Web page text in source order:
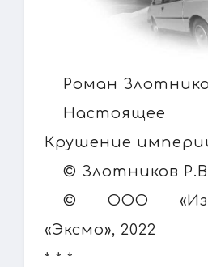
Роман
Настоящее
Крушение
© Злотников
© ООО
«Эксмо», 2022
* * *